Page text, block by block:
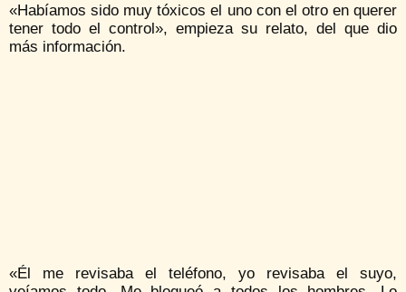
«Habíamos sido muy tóxicos el uno con el otro en querer
tener todo el control», empieza su relato, del que dio
más información.
«Él me revisaba el teléfono, yo revisaba el suyo,